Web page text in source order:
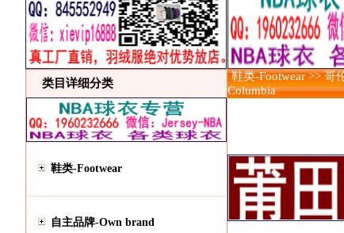
类目详细分类
鞋类-Footwear
自主品牌-Own brand
鞋类-Footwear >> 哥
Columbia